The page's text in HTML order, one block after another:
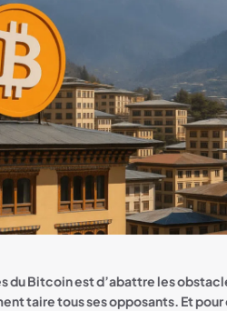
du Bitcoin est d’abattre les
taire tous ses opposants. Et pour